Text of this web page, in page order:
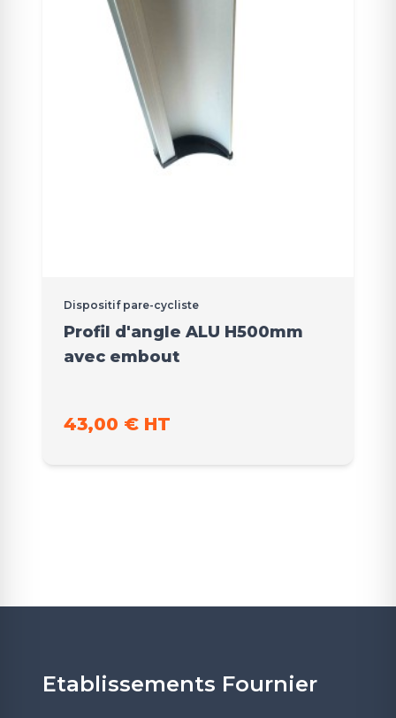
Dispositif pare-cycliste
Profil d'angle ALU H500mm
avec embout
43,00 € HT
Etablissements Fournier